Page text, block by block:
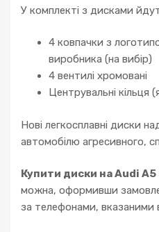
У комплекті з дисками
4 ковпачки з
виробника (на вибір)
4 вентилі хромовані
Центрувальні кільця
Нові легкосплавні диски
автомобілю агресивного,
Купити диски на Audi A5
можна, оформивши
за телефонами, вказаними